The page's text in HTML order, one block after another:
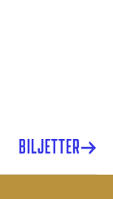
BILJETTER